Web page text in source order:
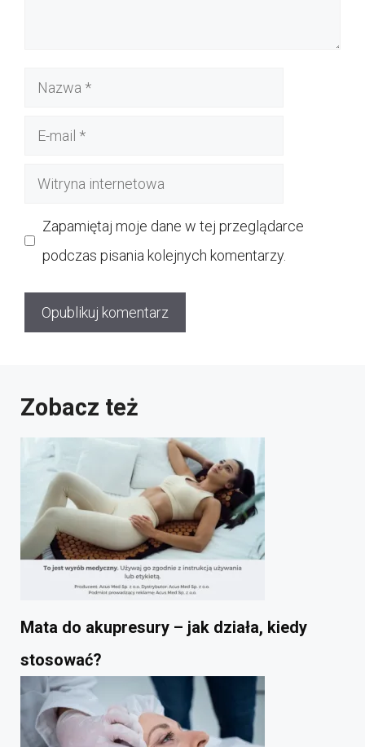
Nazwa
Witryna
Zapamiętaj moje dane w tej przeglądarce
podczas pisania kolejnych komentarzy.
Zobacz też
Mata do akupresury – jak działa, kiedy
stosować?